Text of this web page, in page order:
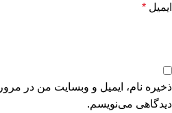
ایمیل *
ذخیره نام، ایمیل و وبسایت من در
دیدگاهی می‌نویسم.